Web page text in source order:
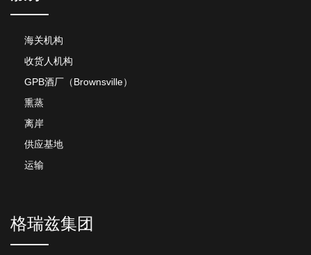
海关机构
收货人机构
GPB酒厂（Brownsville）
熏蒸
离岸
供应基地
运输
格瑞兹集团